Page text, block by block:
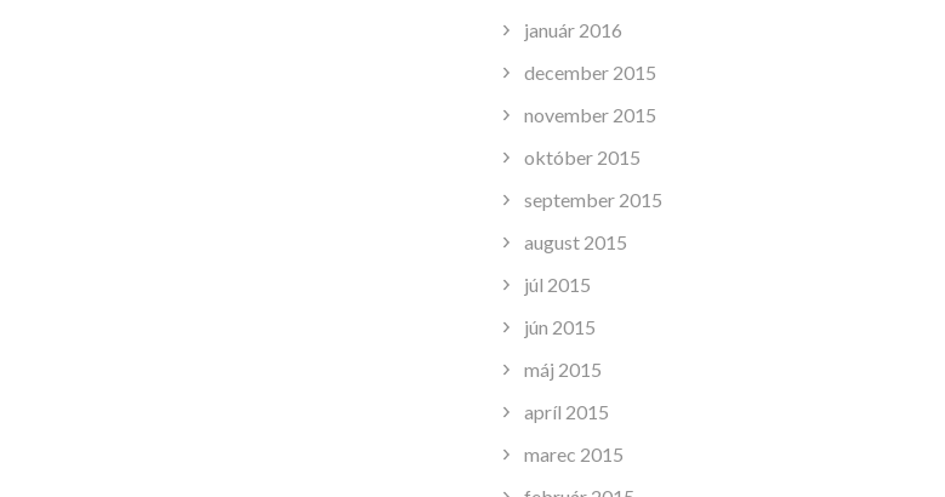
január 2016
december 2015
november 2015
október 2015
september 2015
august 2015
júl 2015
jún 2015
máj 2015
apríl 2015
marec 2015